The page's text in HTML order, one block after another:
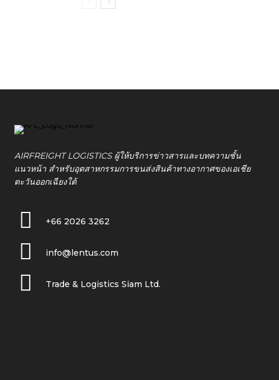
AIRFREIGHT LOGISTICS ผู้ให้บริการข่าวสารและบทความชั้น
แนวหน้า สำหรับอุตสาหกรรมการขนส่งสินค้าทางอากาศของเอเชีย
ตะวันออกเฉียงใต้
+66 2026 3262
info@lentus.com
Trade & Logistics Siam Ltd.